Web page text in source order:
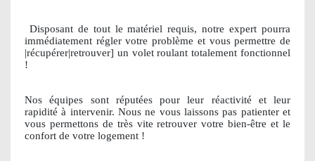
Disposant de tout le matériel requis, notre expert pourra
immédiatement régler votre problème et vous permettre de
|récupérer|retrouver] un volet roulant totalement fonctionnel
!
Nos équipes sont réputées pour leur réactivité et leur
rapidité à intervenir. Nous ne vous laissons pas patienter et
vous permettons de très vite retrouver votre bien-être et le
confort de votre logement !